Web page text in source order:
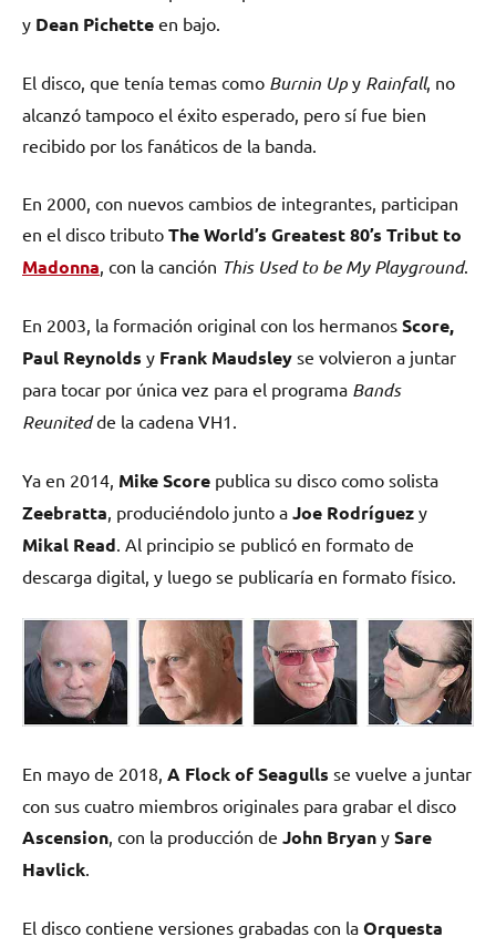
y Dean Pichette en bajo.
El disco, que tenía temas como Burnin Up y Rainfall, no
alcanzó tampoco el éxito esperado, pero sí fue bien
recibido por los fanáticos de la banda.
En 2000, con nuevos cambios de integrantes, participan
en el disco tributo The World’s Greatest 80’s Tribut to
Madonna, con la canción This Used to be My Playground.
En 2003, la formación original con los hermanos Score,
Paul Reynolds y Frank Maudsley se volvieron a juntar
para tocar por única vez para el programa Bands
Reunitedde la cadena VH1.
Ya en 2014, Mike Score publica su disco como solista
Zeebratta, produciéndolo junto a Joe Rodríguez y
Mikal Read. Al principio se publicó en formato de
descarga digital, y luego se publicaría en formato físico.
En mayo de 2018, A Flock of Seagulls se vuelve a juntar
con sus cuatro miembros originales para grabar el disco
Ascension, con la producción de John Bryan y Sare
Havlick.
El disco contiene versiones grabadas con la Orquesta